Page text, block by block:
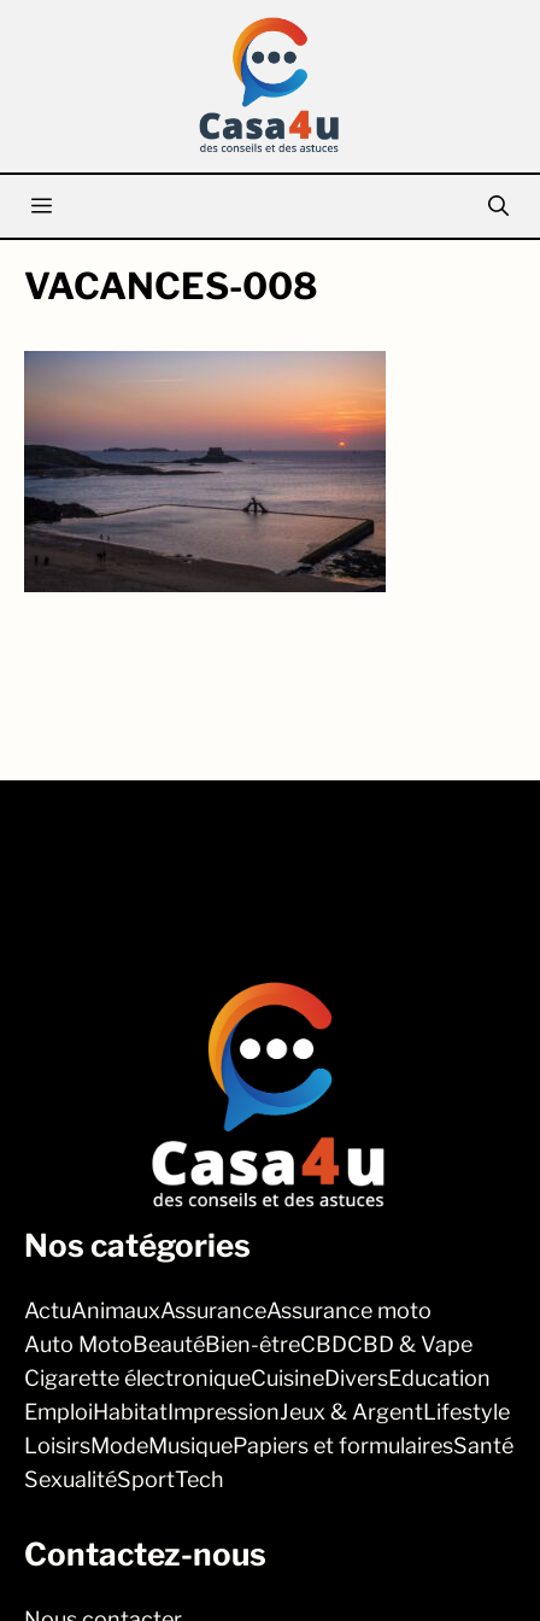
Menu
VACANCES-008
Nos catégories
ActuAnimauxAssuranceAssurance moto
Auto MotoBeautéBien-êtreCBDCBD & Vape
Cigarette électroniqueCuisineDiversEducation
EmploiHabitatImpressionJeux & ArgentLifestyle
LoisirsModeMusiquePapiers et formulairesSanté
SexualitéSportTech
Contactez-nous